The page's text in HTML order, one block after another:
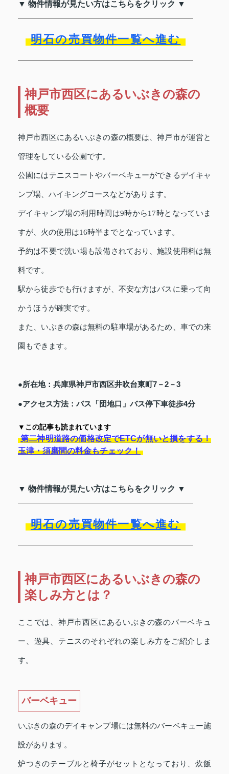
▼ 物件情報が見たい方はこちらをクリック ▼
明石の売買物件一覧へ進む
神戸市西区にあるいぶきの森の
概要
神戸市西区にあるいぶきの森の概要は、神戸市が運営と
管理をしている公園です。
公園にはテニスコートやバーベキューができるデイキャ
ンプ場、ハイキングコースなどがあります。
デイキャンプ場の利用時間は9時から17時となっていま
すが、火の使用は16時半までとなっています。
予約は不要で洗い場も設備されており、施設使用料は無
料です。
駅から徒歩でも行けますが、不安な方はバスに乗って向
かうほうが確実です。
また、いぶきの森は無料の駐車場があるため、車での来
園もできます。
●所在地：兵庫県神戸市西区井吹台東町7－2－3
●アクセス方法：バス「団地口」バス停下車徒歩4分
▼この記事も読まれています
第二神明道路の価格改定でETCが無いと損をする！
玉津・須磨間の料金もチェック！
▼ 物件情報が見たい方はこちらをクリック ▼
明石の売買物件一覧へ進む
神戸市西区にあるいぶきの森の
楽しみ方とは？
ここでは、神戸市西区にあるいぶきの森のバーベキュ
ー、遊具、テニスのそれぞれの楽しみ方をご紹介しま
す。
バーベキュー
いぶきの森のデイキャンプ場には無料のバーベキュー施
設があります。
炉つきのテーブルと椅子がセットとなっており、炊飯